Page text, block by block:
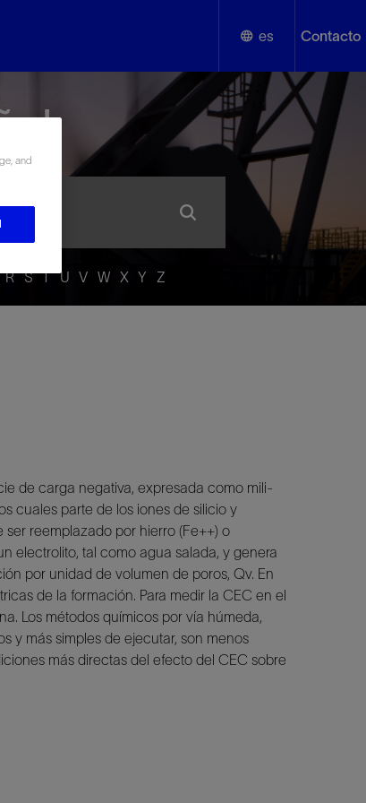
es
English
Español
Contacto
R S T U V W X Y Z
de carga negativa, expresada como mili-
cuales parte de los iones de silicio y
reemplazado por hierro (Fe++) o
electrolito, tal como agua salada, y genera
por unidad de volumen de poros, Qv. En
de la formación. Para medir la CEC en el
Los métodos químicos por vía húmeda,
y más simples de ejecutar, son menos
más directas del efecto del CEC sobre
and